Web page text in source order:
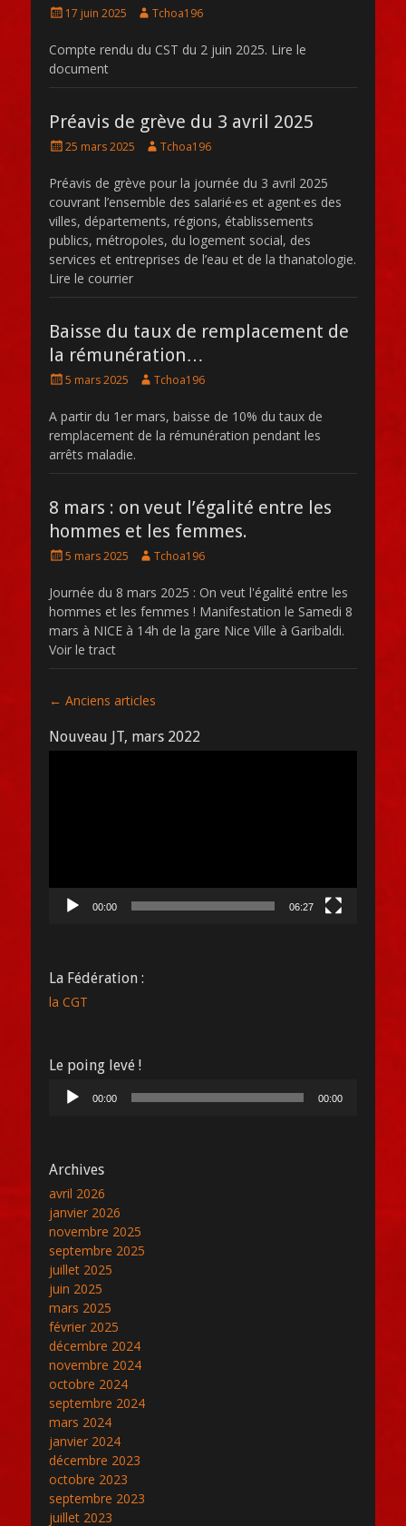
Posté17 juin 2025 Auteur
Tchoa196
Compte rendu du CST du 2 juin 2025. Lire le
document
Préavis de grève du 3 avril 2025
Posté25 mars 2025 Auteur
Tchoa196
Préavis de grève pour la journée du 3 avril 2025
couvrant l’ensemble des salarié·es et agent·es des
villes, départements, régions, établissements
publics, métropoles, du logement social, des
services et entreprises de l’eau et de la thanatologie.
Lire le courrier
Baisse du taux de remplacement de
la rémunération…
Posté5 mars 2025 Auteur
Tchoa196
A partir du 1er mars, baisse de 10% du taux de
remplacement de la rémunération pendant les
arrêts maladie.
8 mars : on veut l’égalité entre les
hommes et les femmes.
Posté5 mars 2025 Auteur
Tchoa196
Journée du 8 mars 2025 : On veut l'égalité entre les
hommes et les femmes ! Manifestation le Samedi 8
mars à NICE à 14h de la gare Nice Ville à Garibaldi.
Voir le tract
Navigation
← Anciens articles
Nouveau JT, mars 2022
00:00 06:27
La Fédération :
la CGT
Le poing levé !
Lecteur
audio
00:00 00:00
Archives
avril 2026
janvier 2026
novembre 2025
septembre 2025
juillet 2025
juin 2025
mars 2025
février 2025
décembre 2024
novembre 2024
octobre 2024
septembre 2024
mars 2024
janvier 2024
décembre 2023
octobre 2023
septembre 2023
juillet 2023